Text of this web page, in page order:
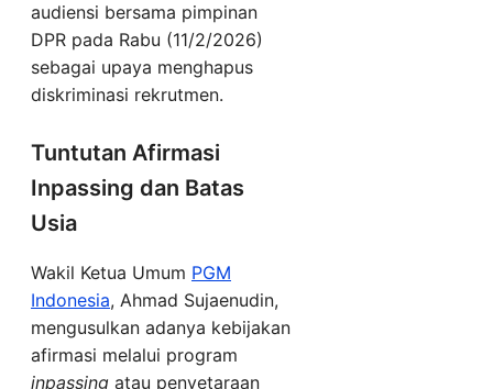
audiensi bersama pimpinan
DPR pada Rabu (11/2/2026)
sebagai upaya menghapus
diskriminasi rekrutmen.
Tuntutan Afirmasi
Inpassing dan Batas
Usia
Wakil Ketua Umum PGM
Indonesia, Ahmad Sujaenudin,
mengusulkan adanya kebijakan
afirmasi melalui program
inpassing atau penyetaraan